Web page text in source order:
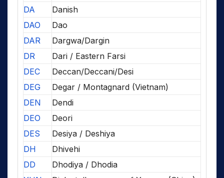
DA
Danish
DAO
Dao
DAR
Dargwa/Dargin
DR
Dari / Eastern Farsi
DEC
Deccan/Deccani/Desi
DEG
Degar / Montagnard (Vietnam)
DEN
Dendi
DEO
Deori
DES
Desiya / Deshiya
DH
Dhivehi
DD
Dhodiya / Dhodia